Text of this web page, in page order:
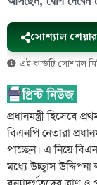
সোশ্যাল শেয়ার
এই কার্ডটি সোশ্যাল
প্রধানমন্ত্রী হিসেবে
বিএনপি নেতারা
পাচ্ছেন। এ নিয়ে
মধ্যে উচ্ছ্বাস